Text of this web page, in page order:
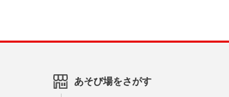
あそび場をさがす